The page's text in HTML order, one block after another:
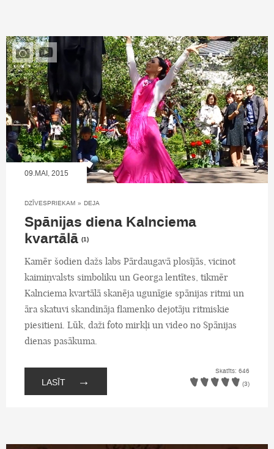
09.MAI, 2015
DZĪVESPRIEKAM » DEJA
Spānijas diena Kalnciema
kvartālā (1)
Kamēr šodien dažs labs Pārdaugavā plosījās, vicinot
kaimiņvalsts simboliku un Georga lentītes, tikmēr
Kalnciema kvartālā skanēja ugunīgie spānijas ritmi un
āra skatuvi skandināja flamenko dejotāju ritmiskie
piesitieni. Lūk, daži foto mirkļi un video no Spānijas
dienas pasākuma.
LASĪT →
Skatīts: 646
(3)